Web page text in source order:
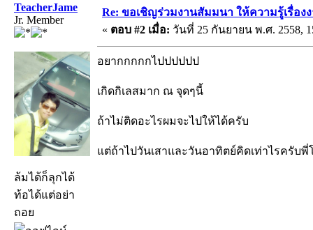
TeacherJame
Jr. Member
ล้มได้ก็ลุกได้
ท้อได้แต่อย่า
ถอย
Re: ขอเชิญร่วมงานสัมมนา ให้ความรู้เรื่อง
« ตอบ #2 เมื่อ: วันที่ 25 กันยายน พ.ศ. 2558,
อยากกกกกไปปปปปป
เกิดกิเลสมาก ณ จุดๆนี้
ถ้าไม่ติดอะไรผมจะไปให้ได้ครับ
แต่ถ้าไปวันเสาและวันอาทิตย์คิดเท่าไรครับพี่